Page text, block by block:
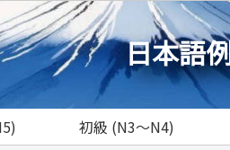
日本語
初級 (N3～N4)